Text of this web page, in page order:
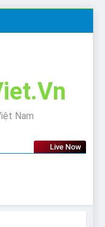
Nam
Live Now